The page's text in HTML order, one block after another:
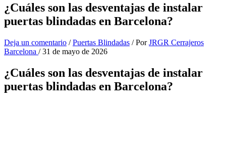
¿Cuáles son las desventajas de instalar
puertas blindadas en Barcelona?
Deja un comentario /Puertas Blindadas / PorJRGR Cerrajeros
Barcelona /31 de mayo de 2026
¿Cuáles son las desventajas de instalar
puertas blindadas en Barcelona?